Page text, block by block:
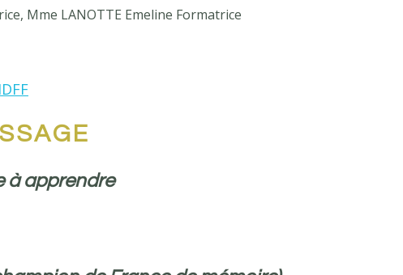
Mme LANOTTE Emeline Formatrice
à apprendre